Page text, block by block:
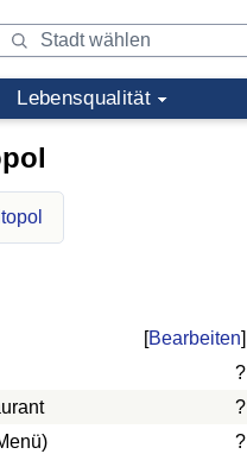
Lebensqualität
[Bearbeiten]
?
?
?